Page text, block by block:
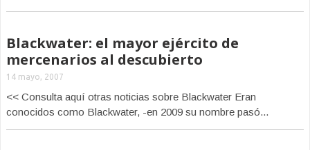
Blackwater: el mayor ejército de
mercenarios al descubierto
14 mayo, 2007
<< Consulta aquí otras noticias sobre Blackwater Eran
conocidos como Blackwater, -en 2009 su nombre pasó...